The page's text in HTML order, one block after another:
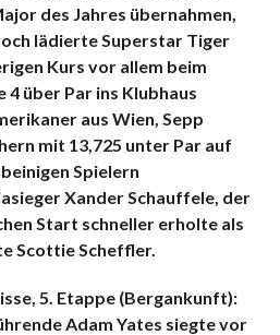
des Jahres übernahmen,
lädierte Superstar Tiger
Kurs vor allem beim
4 über Par ins Klubhaus
aus Wien, Sepp
mit 13,725 unter Par auf
Spielern
Xander Schauffele, der
Start schneller erholte als
Scottie Scheffler.
5. Etappe (Bergankunft):
Adam Yates siegte vor